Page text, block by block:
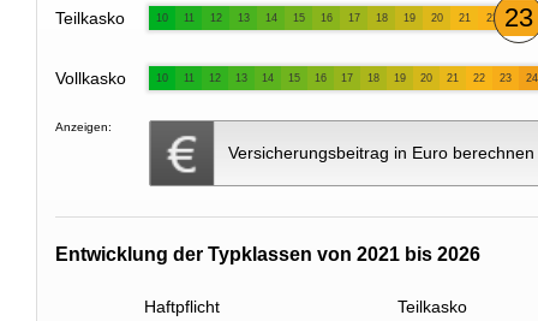
Teilkasko 10 11 12 13 14 15 16 17 18 19 20 21 22 23
Vollkasko 10 11 12 13 14 15 16 17 18 19 20 21 22 23 24
Anzeigen:
Versicherungsbeitrag in Euro berechnen
Entwicklung der Typklassen von 2021 bis 2026
Haftpflicht Teilkasko